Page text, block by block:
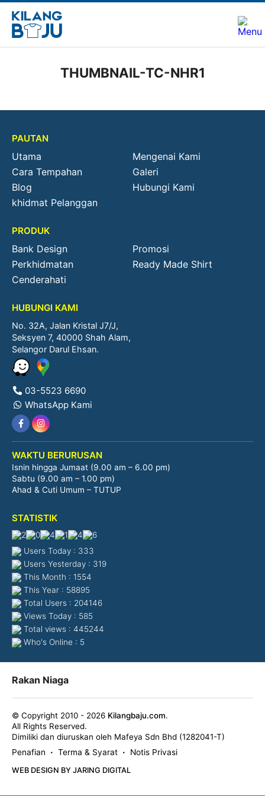
THUMBNAIL-TC-NHR1
PAUTAN
Utama
Mengenai Kami
Cara Tempahan
Galeri
Blog
Hubungi Kami
khidmat Pelanggan
PRODUK
Bank Design
Promosi
Perkhidmatan
Ready Made Shirt
Cenderahati
HUBUNGI KAMI
No. 32A, Jalan Kristal J7/J,
Seksyen 7, 40000 Shah Alam,
Selangor Darul Ehsan.
03-5523 6690
WhatsApp Kami
WAKTU BERURUSAN
Isnin hingga Jumaat (9.00 am – 6.00 pm)
Sabtu (9.00 am – 1.00 pm)
Ahad & Cuti Umum – TUTUP
STATISTIK
Users Today : 333
Users Yesterday : 319
This Month : 1554
This Year : 58895
Total Users : 204146
Views Today : 585
Total views : 445244
Who's Online : 5
Rakan Niaga
© Copyright 2010 - 2026 Kilangbaju.com.
All Rights Reserved.
Dimiliki dan diuruskan oleh Mafeya Sdn Bhd (1282041-T)
Penafian
• Terma & Syarat • Notis Privasi
WEB DESIGN BY JARING DIGITAL